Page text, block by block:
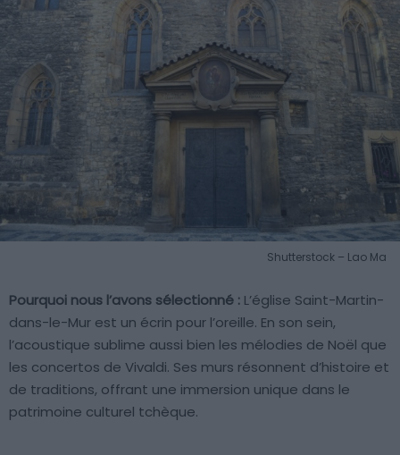
Shutterstock – Lao Ma
Pourquoi nous l’avons sélectionné : L’église Saint-Martin-
dans-le-Mur est un écrin pour l’oreille. En son sein,
l’acoustique sublime aussi bien les mélodies de Noël que
les concertos de Vivaldi. Ses murs résonnent d’histoire et
de traditions, offrant une immersion unique dans le
patrimoine culturel tchèque.